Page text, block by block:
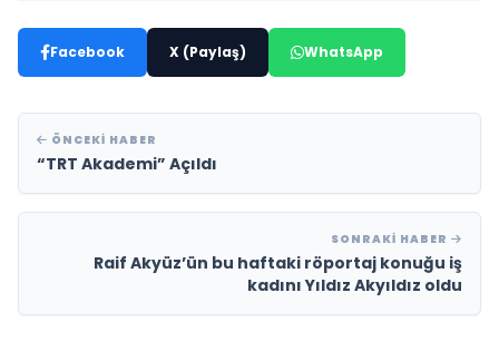
Facebook X (Paylaş) WhatsApp
ÖNCEKI HABER
“TRT Akademi” Açıldı
SONRAKI HABER
Raif Akyüz’ün bu haftaki röportaj konuğu iş
kadını Yıldız Akyıldız oldu